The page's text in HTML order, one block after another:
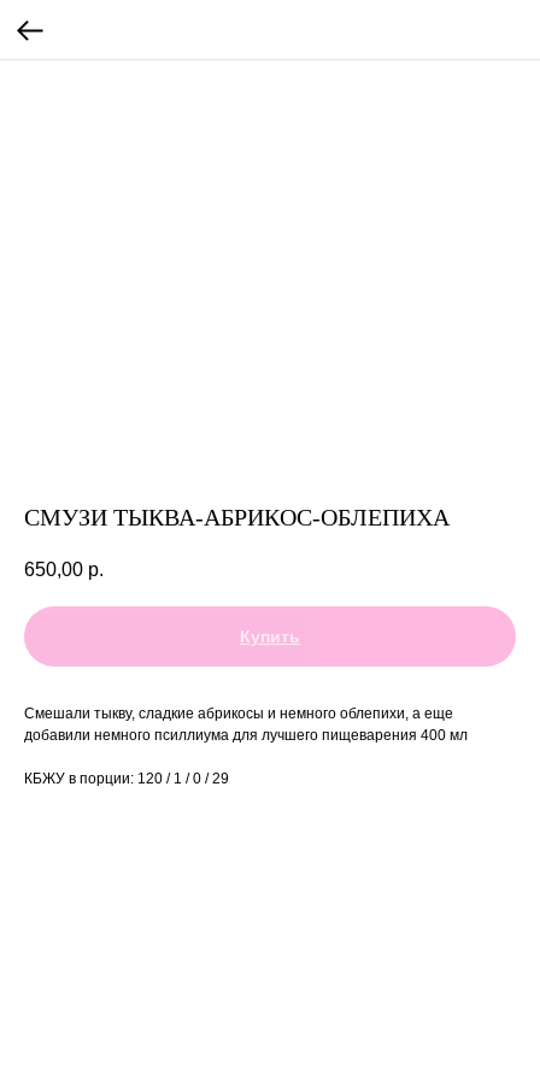
СМУЗИ ТЫКВА-АБРИКОС-ОБЛЕПИХА
650,00 р.
Купить
Смешали тыкву, сладкие абрикосы и немного облепихи, а еще
добавили немного псиллиума для лучшего пищеварения 400 мл
КБЖУ в порции: 120 / 1 / 0 / 29